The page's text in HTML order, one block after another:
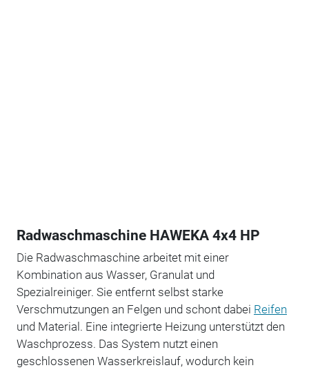
Radwaschmaschine HAWEKA 4x4 HP
Die Radwaschmaschine arbeitet mit einer
Kombination aus Wasser, Granulat und
Spezialreiniger. Sie entfernt selbst starke
Verschmutzungen an Felgen und schont dabei Reifen
und Material. Eine integrierte Heizung unterstützt den
Waschprozess. Das System nutzt einen
geschlossenen Wasserkreislauf, wodurch kein